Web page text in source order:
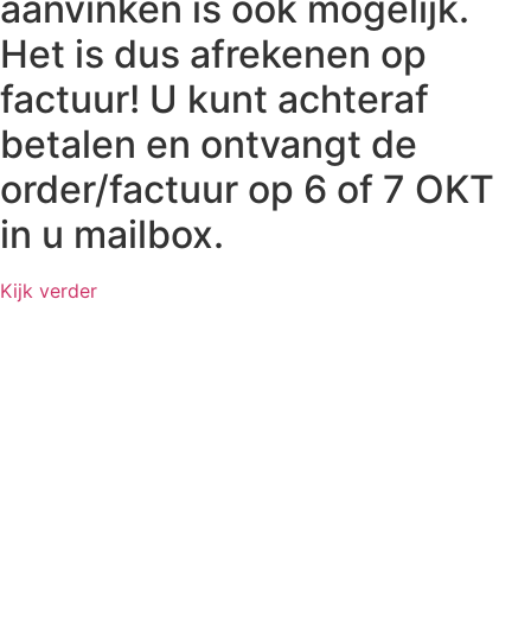
Het is dus afrekenen op
factuur! U kunt achteraf
betalen en ontvangt de
order/factuur op 6 of 7 OKT
in u mailbox.
Kijk verder